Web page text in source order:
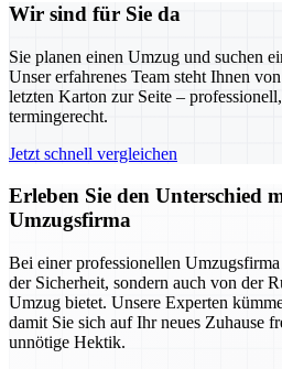
Wir sind für Sie da
Sie planen einen Umzug und suchen
Unser erfahrenes Team steht Ihnen
letzten Karton zur Seite –
termingerecht.
Jetzt schnell vergleichen
Erleben Sie den Unterschied
Umzugsfirma
Bei einer professionellen
der Sicherheit, sondern auch von der
Umzug bietet. Unsere Experten
damit Sie sich auf Ihr neues Zuhause
unnötige Hektik.